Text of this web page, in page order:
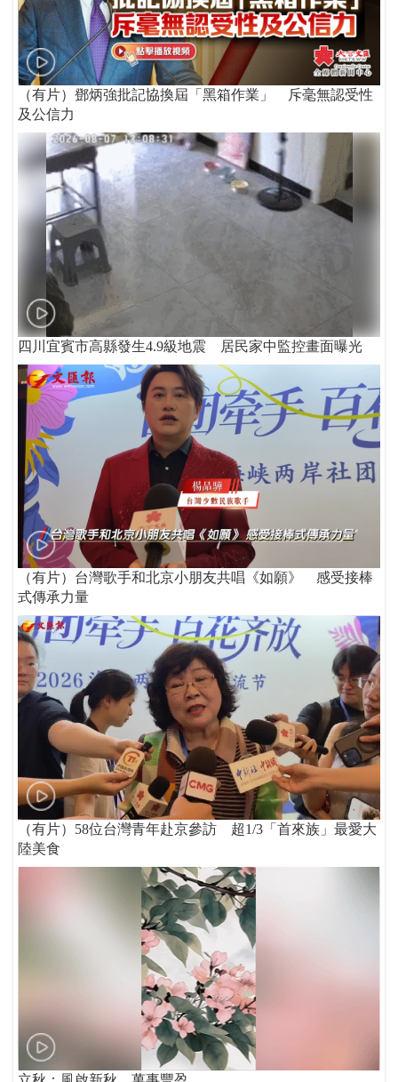
（有片）鄧炳強批記協換屆「黑箱作業」 斥毫無認受性
及公信力
四川宜賓市高縣發生4.9級地震 居民家中監控畫面曝光
（有片）台灣歌手和北京小朋友共唱《如願》 感受接棒
式傳承力量
（有片）58位台灣青年赴京參訪 超1/3「首來族」最愛大
陸美食